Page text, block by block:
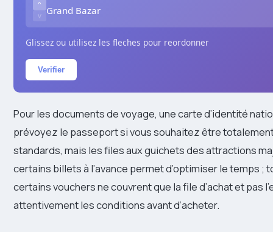
^
v
Grand Bazar
Glissez ou utilisez les fleches pour reordonner
Verifier
Pour les documents de voyage, une carte d’identité
prévoyez le passeport si vous souhaitez être
standards, mais les files aux guichets des attractions
certains billets à l’avance permet d’optimiser le temps
certains vouchers ne couvrent que la file d’achat et pas
attentivement les conditions avant d’acheter.